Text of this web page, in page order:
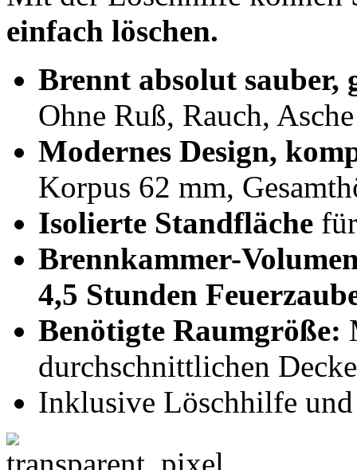
einfach löschen.
Brennt absolut sauber,
Ohne Ruß, Rauch, Asche
Modernes Design,
Korpus 62 mm,
Isolierte Standfläche
Brennkammer-
4,5 Stunden
Benötigte Raumgröße:
durchschnittlichen
Inklusive Löschhilfe